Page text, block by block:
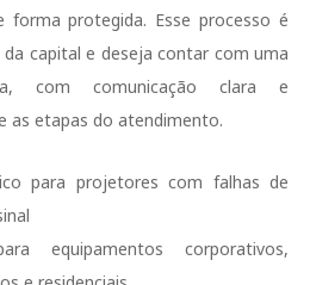
forma protegida. Esse processo é
capital e deseja contar com uma
com comunicação clara e
as etapas do atendimento.
para projetores com falhas de
equipamentos corporativos,